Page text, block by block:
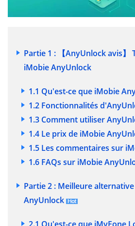
Partie 1 : 【AnyUnlock avis】
iMobie AnyUnlock
1.1 Qu'est-ce que iMobie
1.2 Fonctionnalités
1.3 Comment utiliser
1.4 Le prix de iMobie
1.5 Les commentaires sur
1.6 FAQs sur iMobie
Partie 2 : Meilleure
AnyUnlock